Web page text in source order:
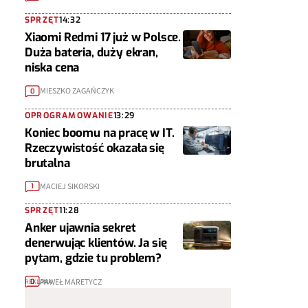
SPRZĘT14:32
Xiaomi Redmi 17 już w Polsce.
Duża bateria, duży ekran,
niska cena
0 MIESZKO ZAGAŃCZYK
OPROGRAMOWANIE13:29
Koniec boomu na pracę w IT.
Rzeczywistość okazała się
brutalna
1 MACIEJ SIKORSKI
SPRZĘT11:28
Anker ujawnia sekret
denerwując klientów. Ja się
pytam, gdzie tu problem?
0 PAWEŁ MARETYCZ